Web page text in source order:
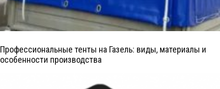
Профессиональные тенты на Газель: виды, материалы и
особенности производства